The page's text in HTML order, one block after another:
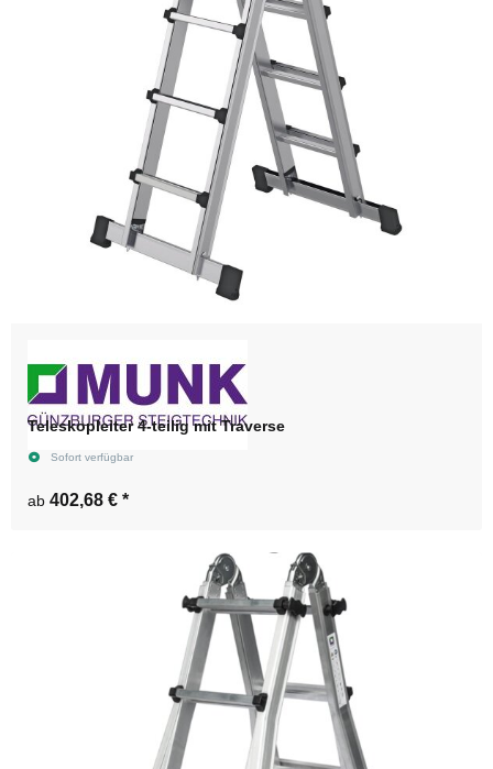
Teleskopleiter 4-teilig mit Traverse
Sofort verfügbar
ab 402,68 € *